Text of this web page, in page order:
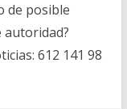
de posible
autoridad?
612 141 98